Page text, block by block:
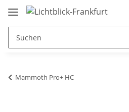
Mammoth Pro+ HC